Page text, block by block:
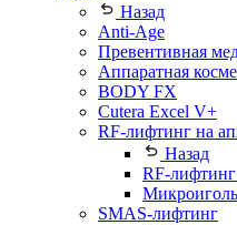
Назад
Anti-Age
Превентивная
Аппаратная
BODY FX
Cutera Excel V+
RF-лифтинг на
Назад
RF-
SMAS-лифтинг